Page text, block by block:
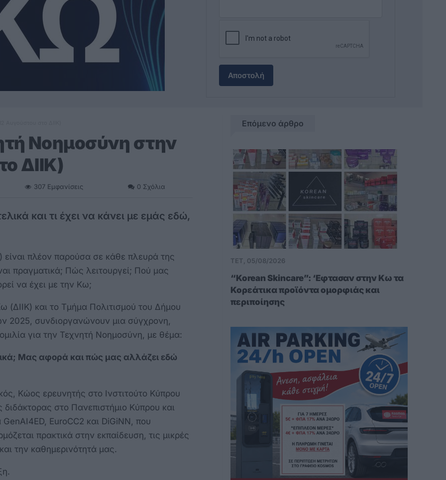
Αποστολή
Νοημοσύνη στην
ΔΙΙΚ)
307 Εμφανίσεις 0 Σχόλια
και τι έχει να κάνει με εμάς εδώ,
πλέον παρούσα σε κάθε πλευρά της
πραγματικά; Πώς λειτουργεί; Πού μας
να έχει με την Κω;
(ΔΙΙΚ) και το Τμήμα Πολιτισμού του Δήμου
2025, συνδιοργανώνουν μια σύγχρονη,
για την Τεχνητή Νοημοσύνη, με θέμα:
Μας αφορά και πώς μας αλλάζει εδώ
Κώος ερευνητής στο Ινστιτούτο Κύπρου
στο Πανεπιστήμιο Κύπρου και
EuroCC2 και DiGiNN, που
πρακτικά στην εκπαίδευση, τις μικρές
την καθημερινότητά μας.
Επόμενο άρθρο
ΤΕΤ, 05/08/2026
“Korean Skincare”: ‘Εφτασαν στην Κω τα
Κορεάτικα προϊόντα ομορφιάς και
περιποίησης